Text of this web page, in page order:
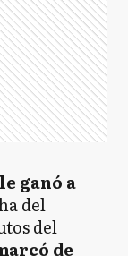
ganó a
del
del
de